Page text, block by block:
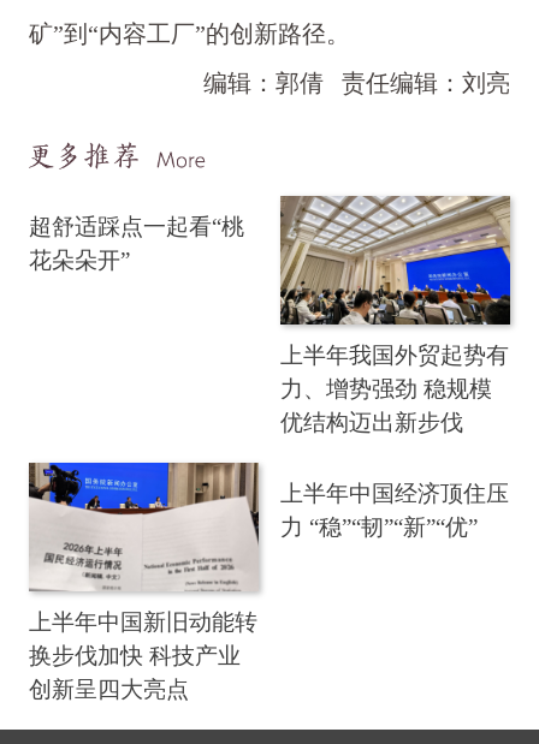
矿”到“内容工厂”的创新路径。
编辑：郭倩
责任编辑：刘亮
超舒适踩点一起看“桃
花朵朵开”
上半年我国外贸起势有
力、增势强劲 稳规模
优结构迈出新步伐
上半年中国新旧动能转
换步伐加快 科技产业
创新呈四大亮点
上半年中国经济顶住压
力 “稳”“韧”“新”“优”